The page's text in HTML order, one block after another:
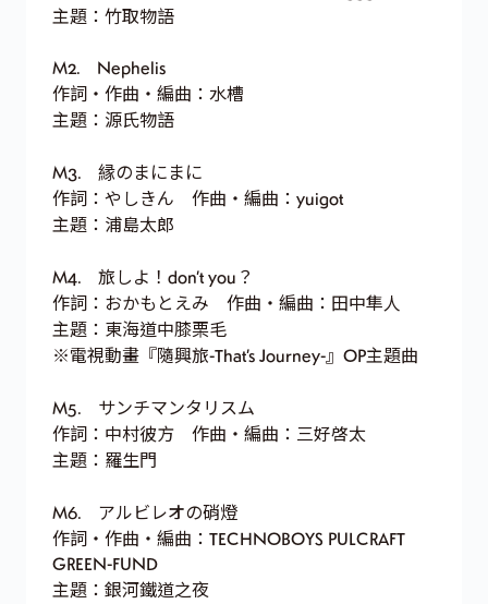
主題：竹取物語
M2. Nephelis
作詞・作曲・編曲：水槽
主題：源氏物語
M3. 縁のまにまに
作詞：やしきん 作曲・編曲：yuigot
主題：浦島太郎
M4. 旅しよ！don’t you？
作詞：おかもとえみ 作曲・編曲：田中隼人
主題：東海道中膝栗毛
※電視動畫『隨興旅-That’s Journey-』OP主題曲
M5. サンチマンタリスム
作詞：中村彼方 作曲・編曲：三好啓太
主題：羅生門
M6. アルビレオの硝燈
作詞・作曲・編曲：TECHNOBOYS PULCRAFT
GREEN-FUND
主題：銀河鐵道之夜